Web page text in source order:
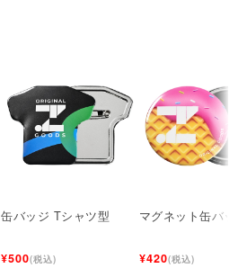
缶バッジ Tシャツ型
¥500(税込)
マグネット缶バッ
¥420(税込)